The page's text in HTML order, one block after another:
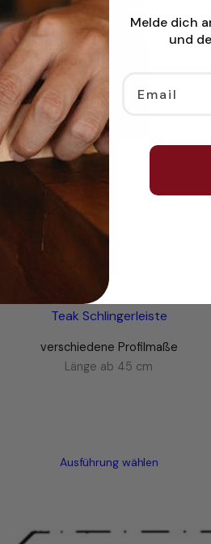
Teak Schlingerleiste
verschiedene Profilmaße
Länge ab 45 cm
Ausführung wählen
Melde dich
und